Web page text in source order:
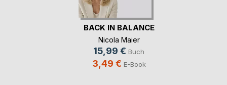
BACK IN BALANCE
Nicola Maier
15,99 € Buch
3,49 € E-Book